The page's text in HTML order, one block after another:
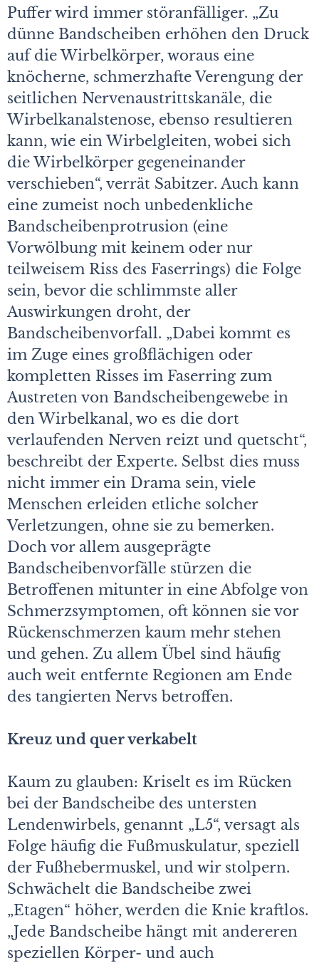
Puffer wird immer störanfälliger. „Zu
dünne Bandscheiben erhöhen den Druck
auf die Wirbelkörper, woraus eine
knöcherne, schmerzhafte Verengung der
seitlichen Nervenaustrittskanäle, die
Wirbelkanalstenose, ebenso resultieren
kann, wie ein Wirbelgleiten, wobei sich
die Wirbelkörper gegeneinander
verschieben“, verrät Sabitzer. Auch kann
eine zumeist noch unbedenkliche
Bandscheibenprotrusion (eine
Vorwölbung mit keinem oder nur
teilweisem Riss des Faserrings) die Folge
sein, bevor die schlimmste aller
Auswirkungen droht, der
Bandscheibenvorfall. „Dabei kommt es
im Zuge eines großflächigen oder
kompletten Risses im Faserring zum
Austreten von Bandscheibengewebe in
den Wirbelkanal, wo es die dort
verlaufenden Nerven reizt und quetscht“,
beschreibt der Experte. Selbst dies muss
nicht immer ein Drama sein, viele
Menschen erleiden etliche solcher
Verletzungen, ohne sie zu bemerken.
Doch vor allem ausgeprägte
Bandscheibenvorfälle stürzen die
Betroffenen mitunter in eine Abfolge von
Schmerzsymptomen, oft können sie vor
Rückenschmerzen kaum mehr stehen
und gehen. Zu allem Übel sind häufig
auch weit entfernte Regionen am Ende
des tangierten Nervs betroffen.
Kreuz und quer verkabelt
Kaum zu glauben: Kriselt es im Rücken
bei der Bandscheibe des untersten
Lendenwirbels, genannt „L5“, versagt als
Folge häufig die Fußmuskulatur, speziell
der Fußhebermuskel, und wir stolpern.
Schwächelt die Bandscheibe zwei
„Etagen“ höher, werden die Knie kraftlos.
„Jede Bandscheibe hängt mit andereren
speziellen Körper- und auch